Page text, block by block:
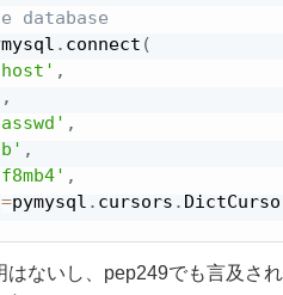
database
. connect (
,
,
,
,
,
=pymysql . cursors .
はないし、pep249でも言及さ